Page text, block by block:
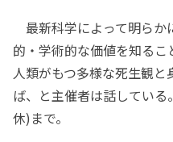
最新科学によって明らか
的・学術的な価値を知るこ
人類がもつ多様な死生観
ば、と主催者は話している
休)まで。